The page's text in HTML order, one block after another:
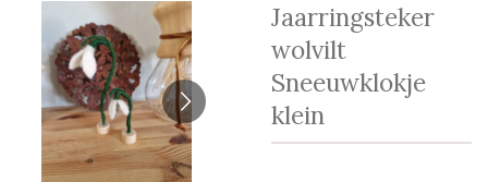
Jaarringsteker
wolvilt
Sneeuwklokje
klein